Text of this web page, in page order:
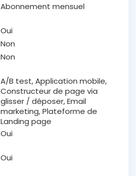
Abonnement mensuel
Oui
Non
Non
A/B test, Application mobile,
Constructeur de page via
glisser / déposer, Email
marketing, Plateforme de
Landing page
Oui
Oui